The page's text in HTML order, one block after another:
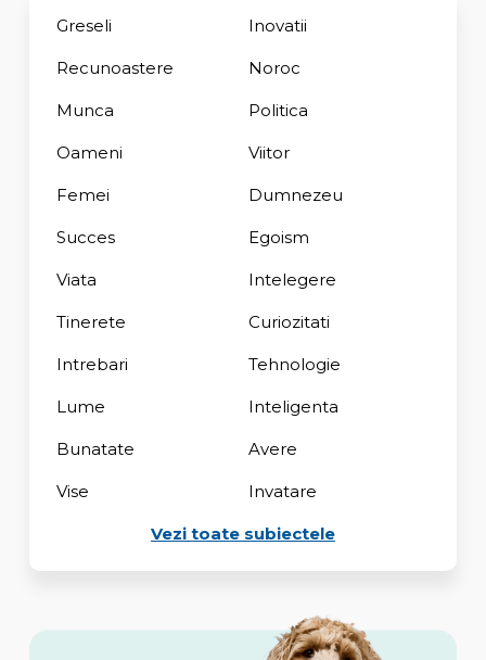
Greseli Inovatii
Recunoastere Noroc
Munca Politica
Oameni Viitor
Femei Dumnezeu
Succes Egoism
Viata Intelegere
Tinerete Curiozitati
Intrebari Tehnologie
Lume Inteligenta
Bunatate Avere
Vise Invatare
Vezi toate subiectele